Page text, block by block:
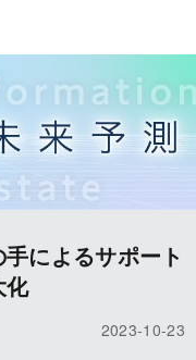
によるサポート
化
2023-10-23